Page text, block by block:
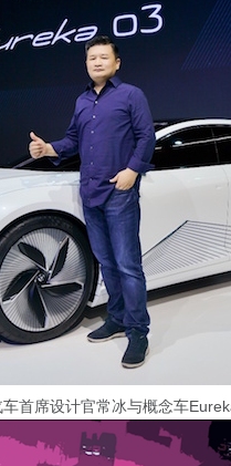
车首席设计官常冰与概念车